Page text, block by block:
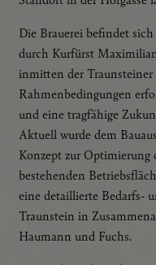
Die Brauerei befindet
durch Kurfürst
inmitten der
Rahmenbedingungen
und eine tragfähige
Aktuell wurde dem
Konzept zur Optimierung
bestehenden
eine detaillierte Bedarfs-
Traunstein in
Haumann und Fuchs.